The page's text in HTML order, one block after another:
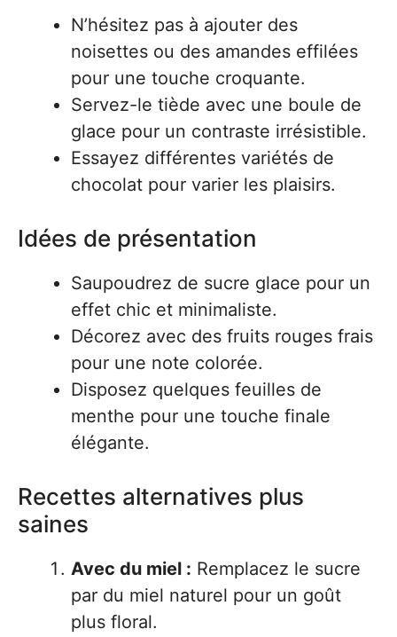
N’hésitez pas à ajouter des
noisettes ou des amandes effilées
pour une touche croquante.
Servez-le tiède avec une boule de
glace pour un contraste irrésistible.
Essayez différentes variétés de
chocolat pour varier les plaisirs.
Idées de présentation
Saupoudrez de sucre glace pour un
effet chic et minimaliste.
Décorez avec des fruits rouges frais
pour une note colorée.
Disposez quelques feuilles de
menthe pour une touche finale
élégante.
Recettes alternatives plus
saines
Avec du miel : Remplacez le sucre
par du miel naturel pour un goût
plus floral.